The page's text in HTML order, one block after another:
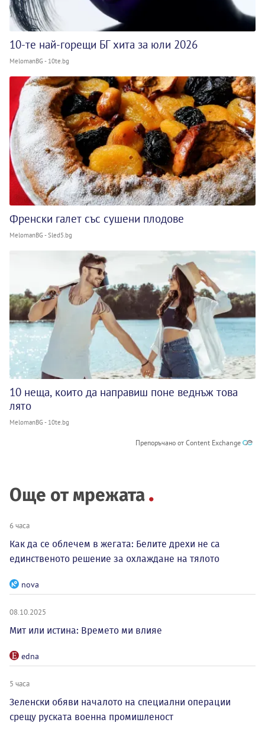
10-те най-горещи БГ хита за юли 2026
MelomanBG - 10te.bg
Френски галет със сушени плодове
MelomanBG - Sled5.bg
10 неща, които да направиш поне веднъж това
лято
MelomanBG - 10te.bg
Препоръчано от Content Exchange
Още от мрежата
6 часа
Как да се облечем в жегата: Белите дрехи не са
единственото решение за охлаждане на тялото
nova
08.10.2025
Мит или истина: Времето ми влияе
edna
5 часа
Зеленски обяви началото на специални операции
срещу руската военна промишленост